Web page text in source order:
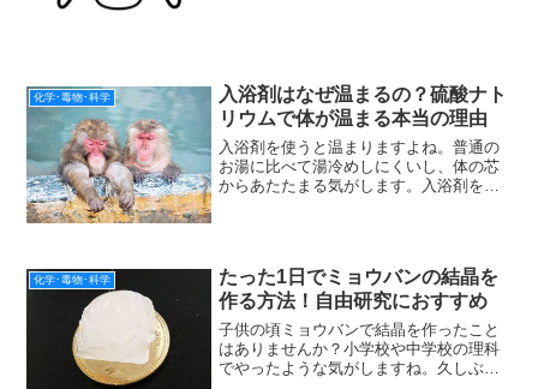
化学･毒物･科学
入浴剤はなぜ温まるの？硫酸ナト
リウムで体が温まる本当の理由
入浴剤を使うと温まりますよね。普通の
お湯に比べて湯冷めしにくいし、体の芯
からあたたまる気がします。入浴剤を使
化学･毒物･科学
たった1日でミョウバンの結晶を
作る方法！自由研究におすすめ
子供の頃ミョウバンで結晶を作ったこと
はありませんか？小学校や中学校の理科
でやったような気がしますね。久しぶり